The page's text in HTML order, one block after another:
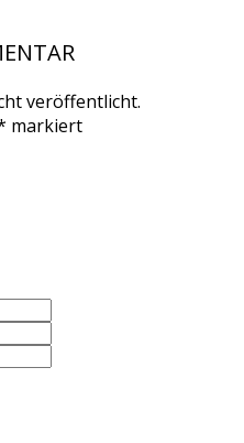
veröffentlicht.
markiert